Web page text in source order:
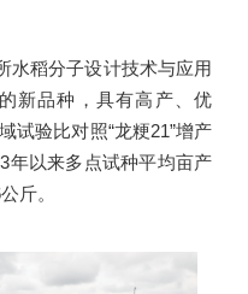
水稻分子设计技术与应用
新品种，具有高产、优
试验比对照“龙粳21”增产
年以来多点试种平均亩产
斤。